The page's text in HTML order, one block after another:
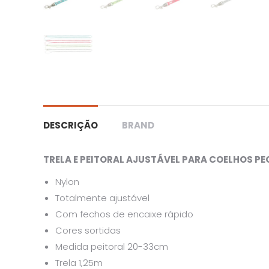
DESCRIÇÃO BRAND
TRELA E PEITORAL AJUSTÁVEL PARA COELHOS
Nylon
Totalmente ajustável
Com fechos de encaixe rápido
Cores sortidas
Medida peitoral 20-33cm
Trela 1,25m